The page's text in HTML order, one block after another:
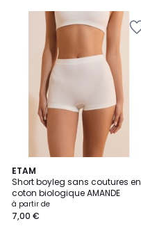
ETAM
Short boyleg sans coutures en
coton biologique AMANDE
à partir de
7,00 €
3,6
/ 5
9
Couleurs